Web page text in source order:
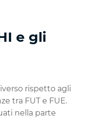
e gli
rispetto agli
tra FUT e FUE.
nella parte